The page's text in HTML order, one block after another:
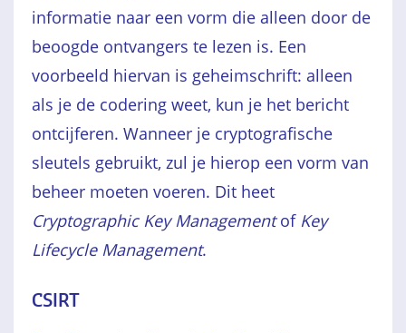
informatie naar een vorm die alleen door de
beoogde ontvangers te lezen is. Een
voorbeeld hiervan is geheimschrift: alleen
als je de codering weet, kun je het bericht
ontcijferen. Wanneer je cryptografische
sleutels gebruikt, zul je hierop een vorm van
beheer moeten voeren. Dit heet
Cryptographic Key Managementof Key
Lifecycle Management.
CSIRT